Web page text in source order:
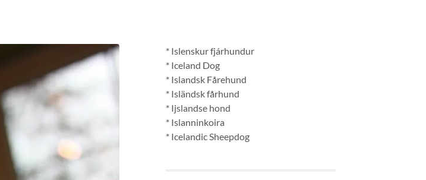
* Islenskur fjárhundur
* Iceland Dog
* Islandsk Fårehund
* Isländsk fårhund
* Ijslandse hond
* Islanninkoira
* Icelandic Sheepdog